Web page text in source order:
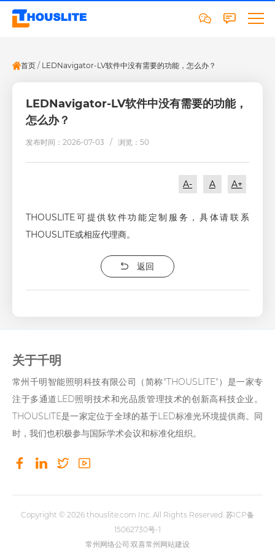
首页 / LEDNavigator-LV软件中没有需要的功能，怎么办？
LEDNavigator-LV软件中没有需要的功能，
怎么办？
发布时间：2026-07-03 /浏览：50
A- A A+
THOUSLITE可提供软件功能定制服务，具体请联系
THOUSLITE或相应代理商。
返回
关于千明
常州千明智能照明科技有限公司（简称"THOUSLITE"）是一家专
注于多通道LED照明技术和光品质管理技术的创新高科技企业。
THOUSLITE是一家定位于全球的基于LED标准光环境提供商。同
时，我们也积极参与国际学术会议和标准化组织。
Copyright © 2026 thouslite.com Inc. All Rights Reserved. 苏ICP备
15062730号-1
常州网络公司 :双喜常州网站建设